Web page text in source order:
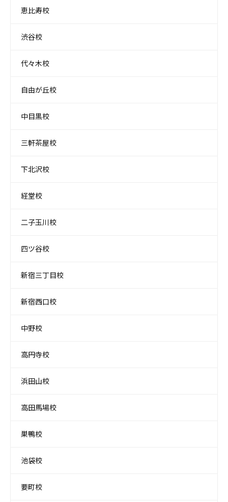
恵比寿校
渋谷校
代々木校
自由が丘校
中目黒校
三軒茶屋校
下北沢校
経堂校
二子玉川校
四ツ谷校
新宿三丁目校
新宿西口校
中野校
高円寺校
浜田山校
高田馬場校
巣鴨校
池袋校
要町校